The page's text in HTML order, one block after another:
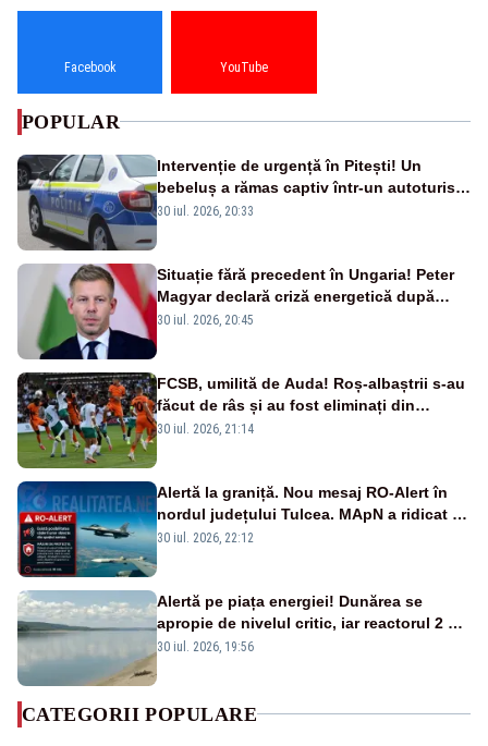
Facebook YouTube
POPULAR
Intervenție de urgență în Pitești! Un
bebeluș a rămas captiv într-un autoturism
din cauza unei defecțiuni
30 iul. 2026, 20:33
Situație fără precedent în Ungaria! Peter
Magyar declară criză energetică după
oprirea centralei de la Paks
30 iul. 2026, 20:45
FCSB, umilită de Auda! Roș-albaștrii s-au
făcut de râs și au fost eliminați din
Conference League
30 iul. 2026, 21:14
Alertă la graniță. Nou mesaj RO-Alert în
nordul județului Tulcea. MApN a ridicat de
la sol două avioane F-16
30 iul. 2026, 22:12
Alertă pe piața energiei! Dunărea se
apropie de nivelul critic, iar reactorul 2 de
la Cernavodă ar putea fi oprit
30 iul. 2026, 19:56
CATEGORII POPULARE